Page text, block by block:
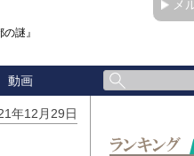
謎』
メ
動画
年12月29日